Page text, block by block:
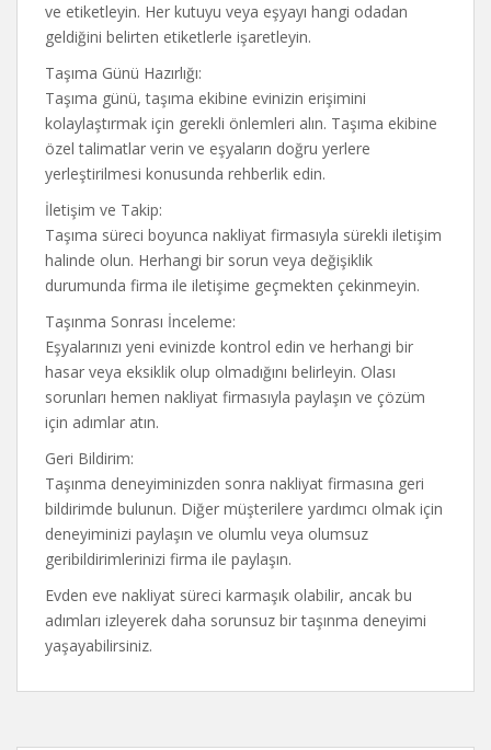
ve etiketleyin. Her kutuyu veya eşyayı hangi odadan
geldiğini belirten etiketlerle işaretleyin.
Taşıma Günü Hazırlığı:
Taşıma günü, taşıma ekibine evinizin erişimini
kolaylaştırmak için gerekli önlemleri alın. Taşıma ekibine
özel talimatlar verin ve eşyaların doğru yerlere
yerleştirilmesi konusunda rehberlik edin.
İletişim ve Takip:
Taşıma süreci boyunca nakliyat firmasıyla sürekli iletişim
halinde olun. Herhangi bir sorun veya değişiklik
durumunda firma ile iletişime geçmekten çekinmeyin.
Taşınma Sonrası İnceleme:
Eşyalarınızı yeni evinizde kontrol edin ve herhangi bir
hasar veya eksiklik olup olmadığını belirleyin. Olası
sorunları hemen nakliyat firmasıyla paylaşın ve çözüm
için adımlar atın.
Geri Bildirim:
Taşınma deneyiminizden sonra nakliyat firmasına geri
bildirimde bulunun. Diğer müşterilere yardımcı olmak için
deneyiminizi paylaşın ve olumlu veya olumsuz
geribildirimlerinizi firma ile paylaşın.
Evden eve nakliyat süreci karmaşık olabilir, ancak bu
adımları izleyerek daha sorunsuz bir taşınma deneyimi
yaşayabilirsiniz.